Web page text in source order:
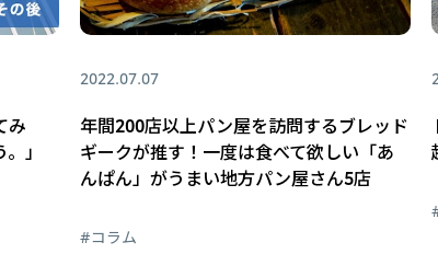
み
」
2022.07.07
年間200店以上パン屋を訪問するブレッド
ギークが推す！一度は食べて欲しい「あ
んぱん」がうまい地方パン屋さん5店
#コラム